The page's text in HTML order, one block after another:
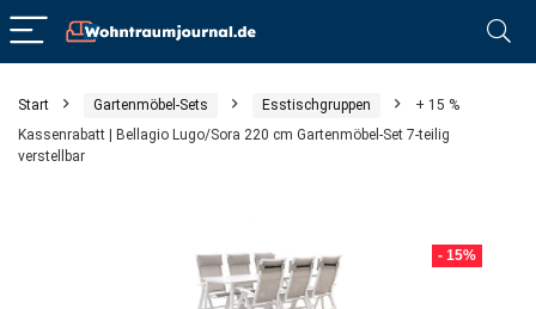
Start Gartenmöbel-Sets Esstischgruppen
+ 15 %
Kassenrabatt | Bellagio Lugo/Sora 220 cm Gartenmöbel-Set 7-teilig
verstellbar
- 15%